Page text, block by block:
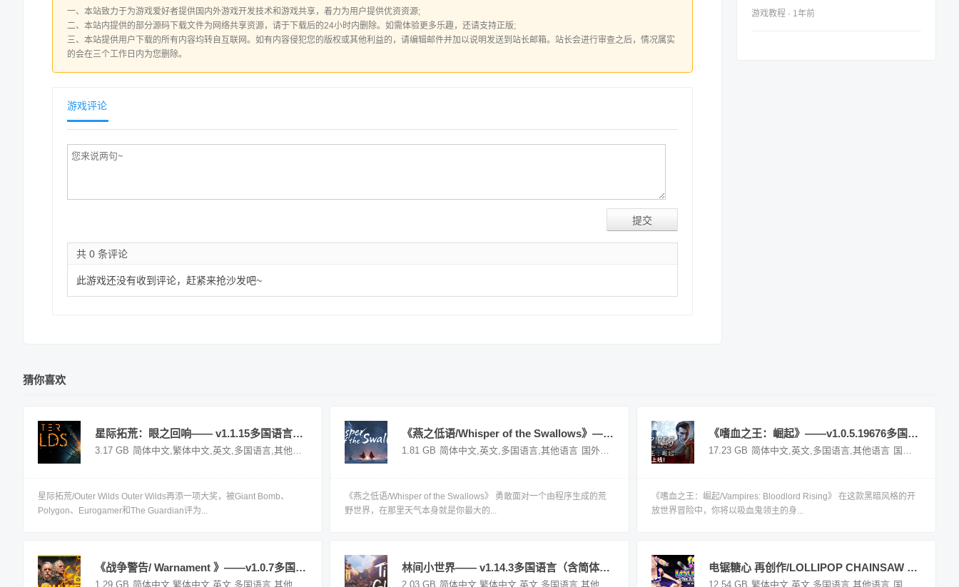
一、本站致力于为游戏爱好者提供国内外游戏开发技术和游戏共享，着力为用户提供优资资源;
二、本站内提供的部分源码下载文件为网络共享资源，请于下载后的24小时内删除。如需体验更多乐趣，还请支持正版;
三、本站提供用户下载的所有内容均转自互联网。如有内容侵犯您的版权或其他利益的，请编辑邮件并加以说明发送到站长邮箱。站长会进行审查之后，情况属实
的会在三个工作日内为您删除。
游戏评论
共 0 条评论
此游戏还没有收到评论，赶紧来抢沙发吧~
游戏教程 · 1年前
猜你喜欢
星际拓荒：眼之回响—— v1.1.15多国语言（含简体中文）免安装解压即玩版
3.17 GB 简体中文,繁体中文,英文,多国语言,其他语言
星际拓荒/Outer Wilds Outer Wilds再添一项大奖，被Giant Bomb、
Polygon、Eurogamer和The Guardian评为...
《燕之低语/Whisper of the Swallows》——多国语言（含简体中文）免安装解压即玩版
1.81 GB 简体中文,英文,多国语言,其他语言 国外游戏
《燕之低语/Whisper of the Swallows》 勇敢面对一个由程序生成的荒
野世界，在那里天气本身就是你最大的...
《嗜血之王：崛起》——v1.0.5.19676多国语言（含简体中文）免安装解压即玩版
17.23 GB 简体中文,英文,多国语言,其他语言 国外游戏
《嗜血之王：崛起/Vampires: Bloodlord Rising》 在这款黑暗风格的开
放世界冒险中，你将以吸血鬼领主的身...
《战争警告/ Warnament 》——v1.0.7多国语言（含简体中文）免安装解压即玩版
1.29 GB 简体中文,繁体中文,英文,多国语言,其他语言 国外游戏
林间小世界—— v1.14.3多国语言（含简体中文）免安装解压即玩版
2.03 GB 简体中文,繁体中文,英文,多国语言,其他语言 国外游戏
电锯糖心 再创作/LOLLIPOP CHAINSAW RePOP ——v1.12多国语言（含繁体中文）免安装解压即玩版
12.54 GB 繁体中文,英文,多国语言,其他语言 国外游戏